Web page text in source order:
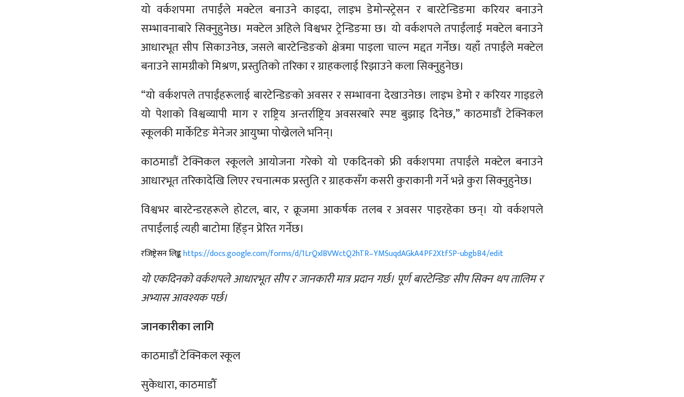
यो वर्कशपमा तपाईंले मक्टेल बनाउने काइदा, लाइभ डेमोन्स्ट्रेसन र बारटेन्डिङमा करियर बनाउने
सम्भावनाबारे सिक्नुहुनेछ। मक्टेल अहिले विश्वभर ट्रेन्डिङमा छ। यो वर्कशपले तपाईंलाई मक्टेल बनाउने
आधारभूत सीप सिकाउनेछ, जसले बारटेन्डिङको क्षेत्रमा पाइला चाल्न मद्दत गर्नेछ। यहाँ तपाईंले मक्टेल
बनाउने सामग्रीको मिश्रण, प्रस्तुतिको तरिका र ग्राहकलाई रिझाउने कला सिक्नुहुनेछ।
“यो वर्कशपले तपाईंहरूलाई बारटेन्डिङको अवसर र सम्भावना देखाउनेछ। लाइभ डेमो र करियर गाइडले
यो पेशाको विश्वव्यापी माग र राष्ट्रिय अन्तर्राष्ट्रिय अवसरबारे स्पष्ट बुझाइ दिनेछ,” काठमाडौं टेक्निकल
स्कूलकी मार्केटिङ मेनेजर आयुष्मा पोख्रेलले भनिन्।
काठमाडौं टेक्निकल स्कूलले आयोजना गरेको यो एकदिनको फ्री वर्कशपमा तपाईंले मक्टेल बनाउने
आधारभूत तरिकादेखि लिएर रचनात्मक प्रस्तुति र ग्राहकसँग कसरी कुराकानी गर्ने भन्ने कुरा सिक्नुहुनेछ।
विश्वभर बारटेन्डरहरूले होटल, बार, र क्रूजमा आकर्षक तलब र अवसर पाइरहेका छन्। यो वर्कशपले
तपाईंलाई त्यही बाटोमा हिँड्न प्रेरित गर्नेछ।
रजिष्ट्रेसन लिङ्कhttps://docs.google.com/forms/d/1LrQxlBVWctQ2hTR–YMSuqdAGkA4PF2Xtf5P-ubgbB4/edit
यो एकदिनको वर्कशपले आधारभूत सीप र जानकारी मात्र प्रदान गर्छ। पूर्ण बारटेन्डिङ सीप सिक्न थप तालिम र
अभ्यास आवश्यक पर्छ।
जानकारीका लागि
काठमाडौं टेक्निकल स्कूल
सुकेधारा, काठमाडौँ